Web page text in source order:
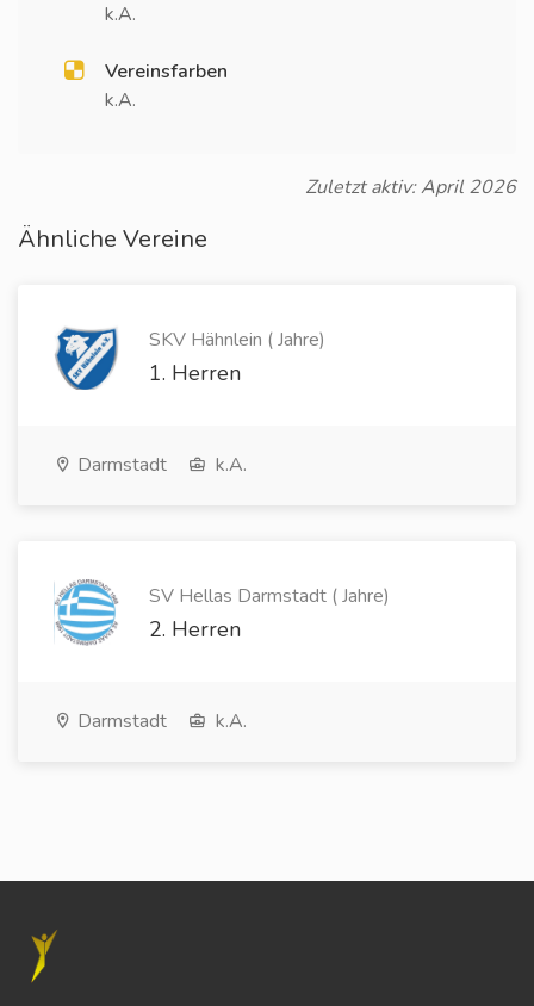
k.A.
Vereinsfarben
k.A.
Zuletzt aktiv: April 2026
Ähnliche Vereine
SKV Hähnlein ( Jahre)
1. Herren
Darmstadt k.A.
SV Hellas Darmstadt ( Jahre)
2. Herren
Darmstadt k.A.